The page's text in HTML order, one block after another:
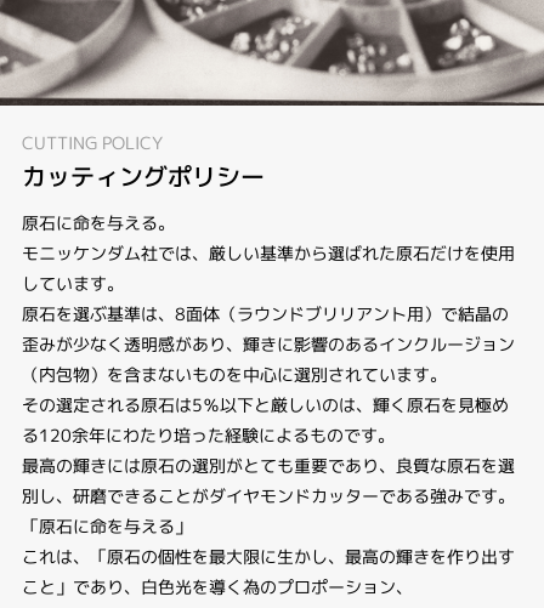
CUTTING POLICY
カッティングポリシー
原石に命を与える。
モニッケンダム社では、厳しい基準から選ばれた原石だけを使用
しています。
原石を選ぶ基準は、8面体（ラウンドブリリアント用）で結晶の
歪みが少なく透明感があり、輝きに影響のあるインクルージョン
（内包物）を含まないものを中心に選別されています。
その選定される原石は5％以下と厳しいのは、輝く原石を見極め
る120余年にわたり培った経験によるものです。
最高の輝きには原石の選別がとても重要であり、良質な原石を選
別し、研磨できることがダイヤモンドカッターである強みです。
「原石に命を与える」
これは、「原石の個性を最大限に生かし、最高の輝きを作り出す
こと」であり、白色光を導く為のプロポーション、